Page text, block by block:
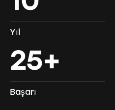
Yıl
25+
Başarı